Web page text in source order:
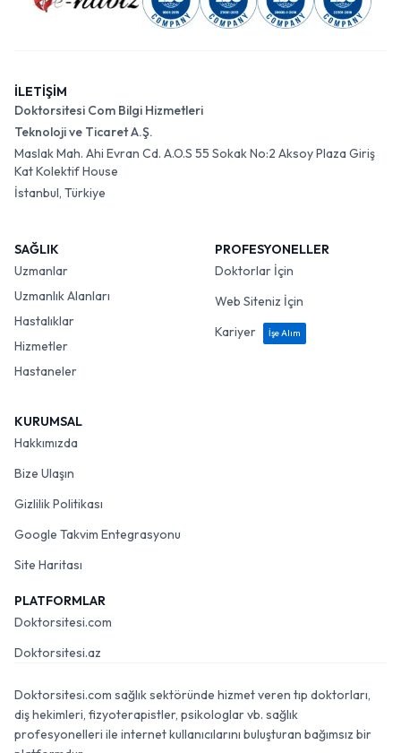
İLETİŞİM
Doktorsitesi Com Bilgi Hizmetleri
Teknoloji ve Ticaret A.Ş.
Maslak Mah. Ahi Evran Cd. A.O.S 55 Sokak No:2 Aksoy Plaza Giriş
Kat Kolektif House
İstanbul, Türkiye
SAĞLIK
Uzmanlar
Uzmanlık Alanları
Hastalıklar
Hizmetler
Hastaneler
PROFESYONELLER
Doktorlar İçin
Web Siteniz İçin
Kariyer
İşe Alım
KURUMSAL
Hakkımızda
Bize Ulaşın
Gizlilik Politikası
Google Takvim Entegrasyonu
Site Haritası
PLATFORMLAR
Doktorsitesi.com
Doktorsitesi.az
Doktorsitesi.com sağlık sektöründe hizmet veren tıp doktorları,
diş hekimleri, fizyoterapistler, psikologlar vb. sağlık
profesyonelleri ile internet kullanıcılarını buluşturan bağımsız bir